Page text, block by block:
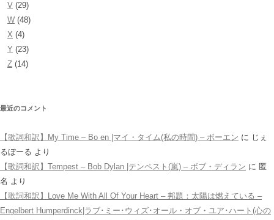
V (29)
W (48)
X (4)
Y (23)
Z (14)
最近のコメント
【歌詞和訳】My Time – Bo en |マイ・タイム(私の時間) – ボーエン に じぇ
るぼーる より
【歌詞和訳】Tempest – Bob Dylan |テンペスト(嵐) – ボブ・ディラン に 匿
名 より
【歌詞和訳】Love Me With All Of Your Heart – 邦題：太陽は燃えている –
Engelbert Humperdinck|ラブ･ミー･ウィズ･オール・オブ・ユア･ハート(心の